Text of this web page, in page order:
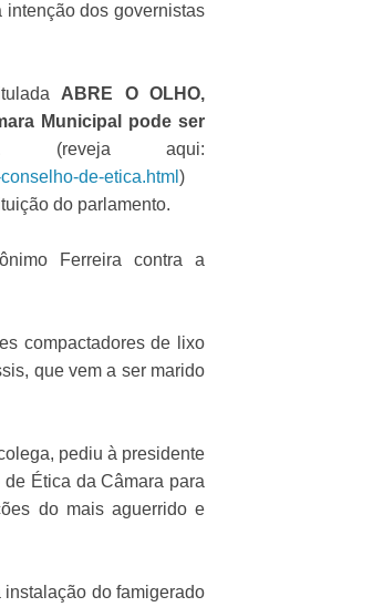
dos governistas
ABRE O OLHO,
Municipal pode ser
(reveja aqui:
de-etica.html )
do parlamento.
Ferreira contra a
compactadores de lixo
que vem a ser marido
pediu à presidente
Ética da Câmara para
do mais aguerrido e
do famigerado